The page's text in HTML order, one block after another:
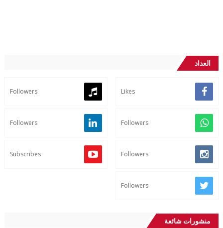
العداد
Likes
Followers
Followers
Followers
Followers
Subscribes
Followers
منشورات شائعة